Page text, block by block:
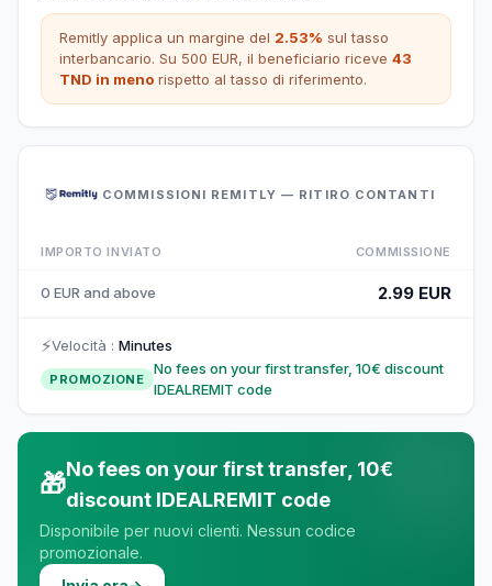
Remitly applica un margine del 2.53% sul tasso
interbancario. Su 500 EUR, il beneficiario riceve 43
TND in meno rispetto al tasso di riferimento.
COMMISSIONI REMITLY — RITIRO CONTANTI
IMPORTO INVIATO COMMISSIONE
0 EUR and above 2.99 EUR
⚡Velocità : Minutes
PROMOZIONE
No fees on your first transfer, 10€ discount
IDEALREMIT code
🎁No fees on your first transfer, 10€
discount IDEALREMIT code
Disponibile per nuovi clienti. Nessun codice
promozionale.